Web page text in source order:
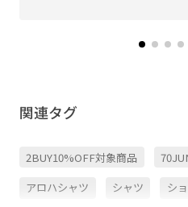
関連タグ
2BUY10%OFF対象商品
アロハシャツ シャツ シ